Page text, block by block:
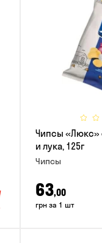
Чипсы «Люкс»
и лука, 125г
Чипсы
63,00
грн за 1 шт